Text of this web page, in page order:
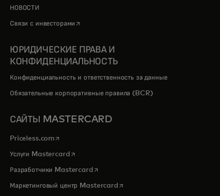
НОВОСТИ
Связи с инвесторами opens in a new tab
ЮРИДИЧЕСКИЕ ПРАВА И
КОНФИДЕНЦИАЛЬНОСТЬ
Конфиденциальность и ответственность за данные
Обязательные корпоративные правила (BCR)
САЙТЫ MASTERCARD
Priceless.com opens in a new tab
Услуги Mastercardopens in a new tab
Разработчики Mastercardopens in a new tab
Маркетинговый центр Mastercardopens in a new tab